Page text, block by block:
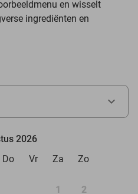
en wisselt
ingrediënten en
2026
Do Vr Za Zo
1 2